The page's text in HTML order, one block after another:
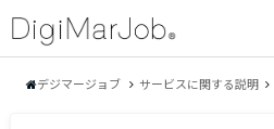
デジマージョブ サービスに関する説明